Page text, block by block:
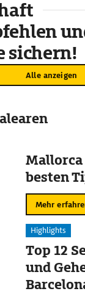
Alle anzeigen
sichern!
besten
Mehr
Highlights
Top 12
und